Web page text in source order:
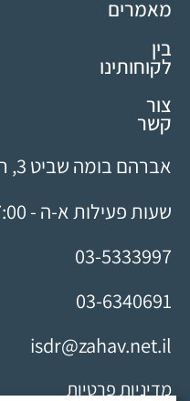
מאמרים
בין
לקוחותינו
צור
קשר
אברהם בומה שביט 3, ראשון לציון
שעות פעילות א-ה - 08:00-17:00
03-5333997
03-6340691
isdr@zahav.net.il
מדיניות פרטיות